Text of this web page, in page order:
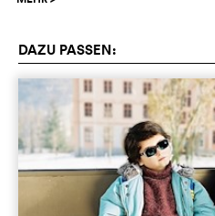
DAZU PASSEN: